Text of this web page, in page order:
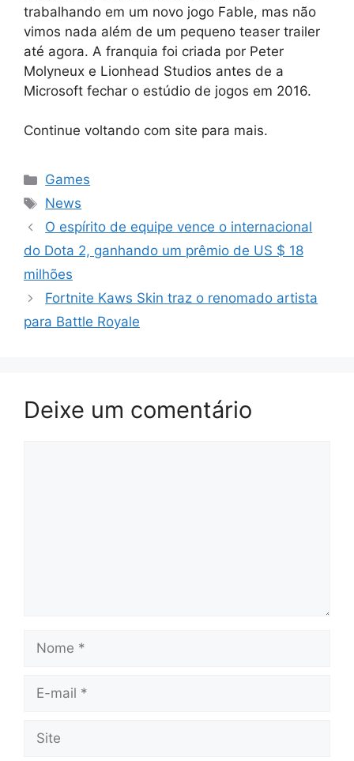
trabalhando em um novo jogo Fable, mas não
vimos nada além de um pequeno teaser trailer
até agora. A franquia foi criada por Peter
Molyneux e Lionhead Studios antes de a
Microsoft fechar o estúdio de jogos em 2016.
Continue voltando com site para mais.
Categorias
Games
Tags
News
O espírito de equipe vence o internacional
do Dota 2, ganhando um prêmio de US $ 18
milhões
Fortnite Kaws Skin traz o renomado artista
para Battle Royale
Deixe um comentário
Nome
Site